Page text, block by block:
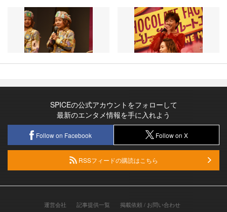
SPICEの公式アカウントをフォローして
最新のエンタメ情報を手に入れよう
Follow on Facebook Follow on X
RSSフィードの購読はこちら
運営会社 記事提供一覧 掲載依頼 / お問い合わせ